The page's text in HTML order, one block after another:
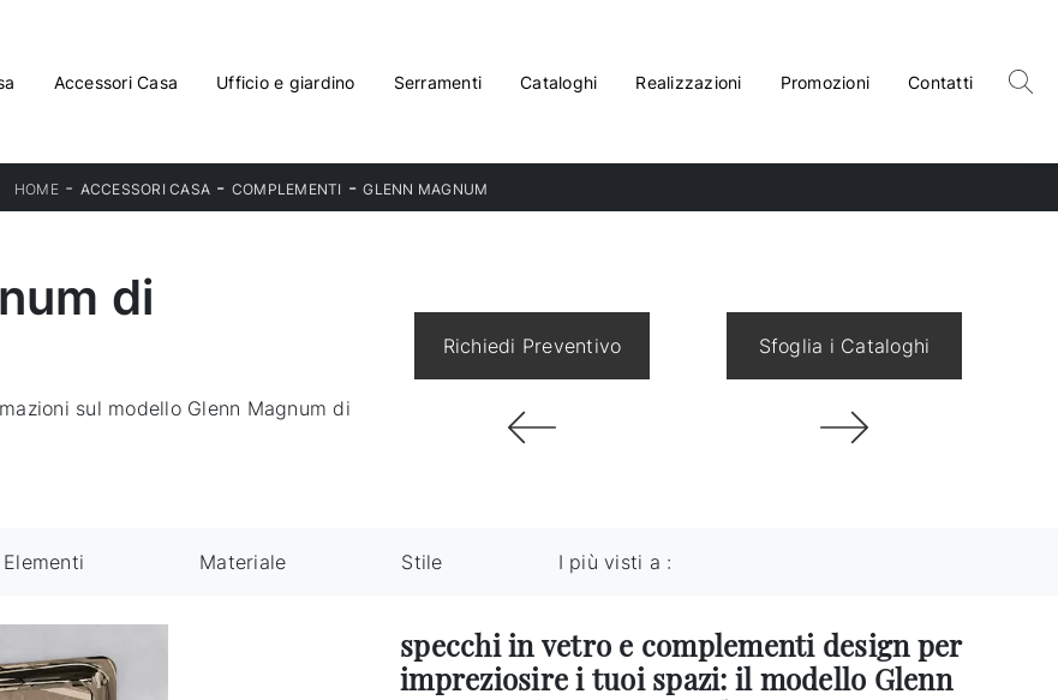
Accessori Casa Ufficio e giardino Serramenti Cataloghi Realizzazioni Promozioni Contatti
HOME- ACCESSORI CASA - COMPLEMENTI -GLENN MAGNUM
di
sul modello Glenn Magnum di
Richiedi Preventivo Sfoglia i Cataloghi
Elementi Materiale Stile I più visti a :
specchi in vetro e complementi design per
impreziosire i tuoi spazi: il modello Glenn